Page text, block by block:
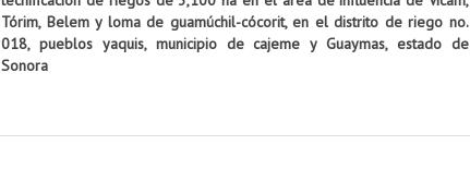
Tórim, Belem y loma de guamúchil-cócorit, en el distrito de riego no.
018, pueblos yaquis, municipio de cajeme y Guaymas, estado de
Sonora